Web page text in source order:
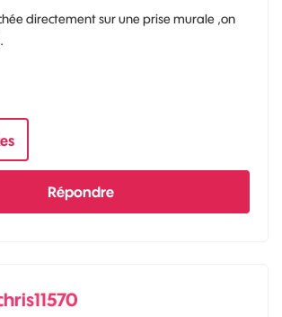
directement sur une prise murale ,on
Répondre